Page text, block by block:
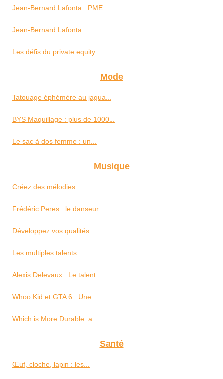
Jean-Bernard Lafonta : PME...
Jean-Bernard Lafonta :...
Les défis du private equity...
Mode
Tatouage éphémère au jagua...
BYS Maquillage : plus de 1000...
Le sac à dos femme : un...
Musique
Créez des mélodies...
Frédéric Peres : le danseur...
Développez vos qualités...
Les multiples talents...
Alexis Delevaux : Le talent...
Whoo Kid et GTA 6 : Une...
Which is More Durable: a...
Santé
Œuf, cloche, lapin : les...